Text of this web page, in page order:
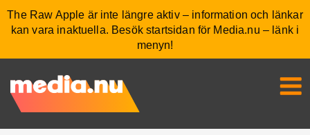
The Raw Apple är inte längre aktiv – information och länkar
kan vara inaktuella. Besök startsidan för Media.nu – länk i
menyn!